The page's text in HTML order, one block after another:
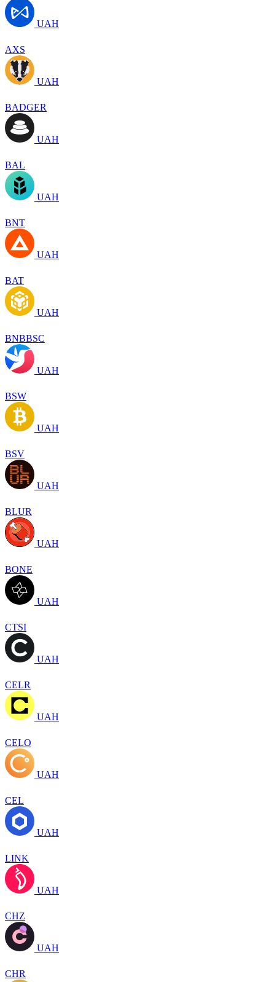
UAH
AXS
UAH
BADGER
UAH
BAL
UAH
BNT
UAH
BAT
UAH
BNBBSC
UAH
BSW
UAH
BSV
UAH
BLUR
UAH
BONE
UAH
CTSI
UAH
CELR
UAH
CELO
UAH
CEL
UAH
LINK
UAH
CHZ
UAH
CHR